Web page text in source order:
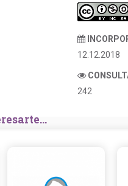
12.12.2018
242